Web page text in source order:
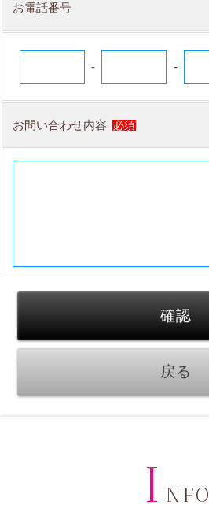
お電話番号
- -
お問い合わせ内容 必須
I NFO